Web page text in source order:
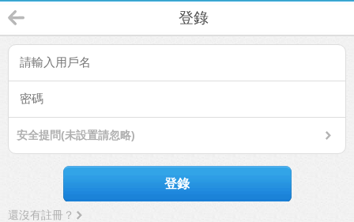
登錄
安全提問(未設置請忽略)
登錄
還沒有註冊？